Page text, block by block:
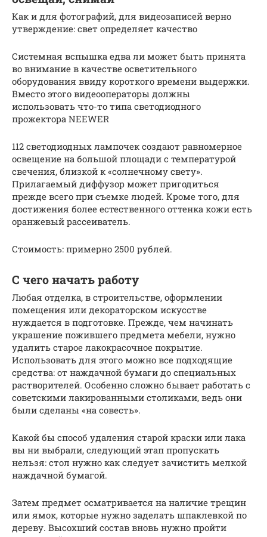
Как и для фотографий, для видеозаписей верно
утверждение: свет определяет качество
Системная вспышка едва ли может быть принята
во внимание в качестве осветительного
оборудования ввиду короткого времени выдержки.
Вместо этого видеооператоры должны
использовать что-то типа светодиодного
прожектора NEEWER
112 светодиодных лампочек создают равномерное
освещение на большой площади с температурой
свечения, близкой к «солнечному свету».
Прилагаемый диффузор может пригодиться
прежде всего при съемке людей. Кроме того, для
достижения более естественного оттенка кожи есть
оранжевый рассеиватель.
Стоимость: примерно 2500 рублей.
С чего начать работу
Любая отделка, в строительстве, оформлении
помещения или декораторском искусстве
нуждается в подготовке. Прежде, чем начинать
украшение пожившего предмета мебели, нужно
удалить старое лакокрасочное покрытие.
Использовать для этого можно все подходящие
средства: от наждачной бумаги до специальных
растворителей. Особенно сложно бывает работать с
советскими лакированными столиками, ведь они
были сделаны «на совесть».
Какой бы способ удаления старой краски или лака
вы ни выбрали, следующий этап пропускать
нельзя: стол нужно как следует зачистить мелкой
наждачной бумагой.
Затем предмет осматривается на наличие трещин
или ямок, которые нужно заделать шпаклевкой по
дереву. Высохший состав вновь нужно пройти